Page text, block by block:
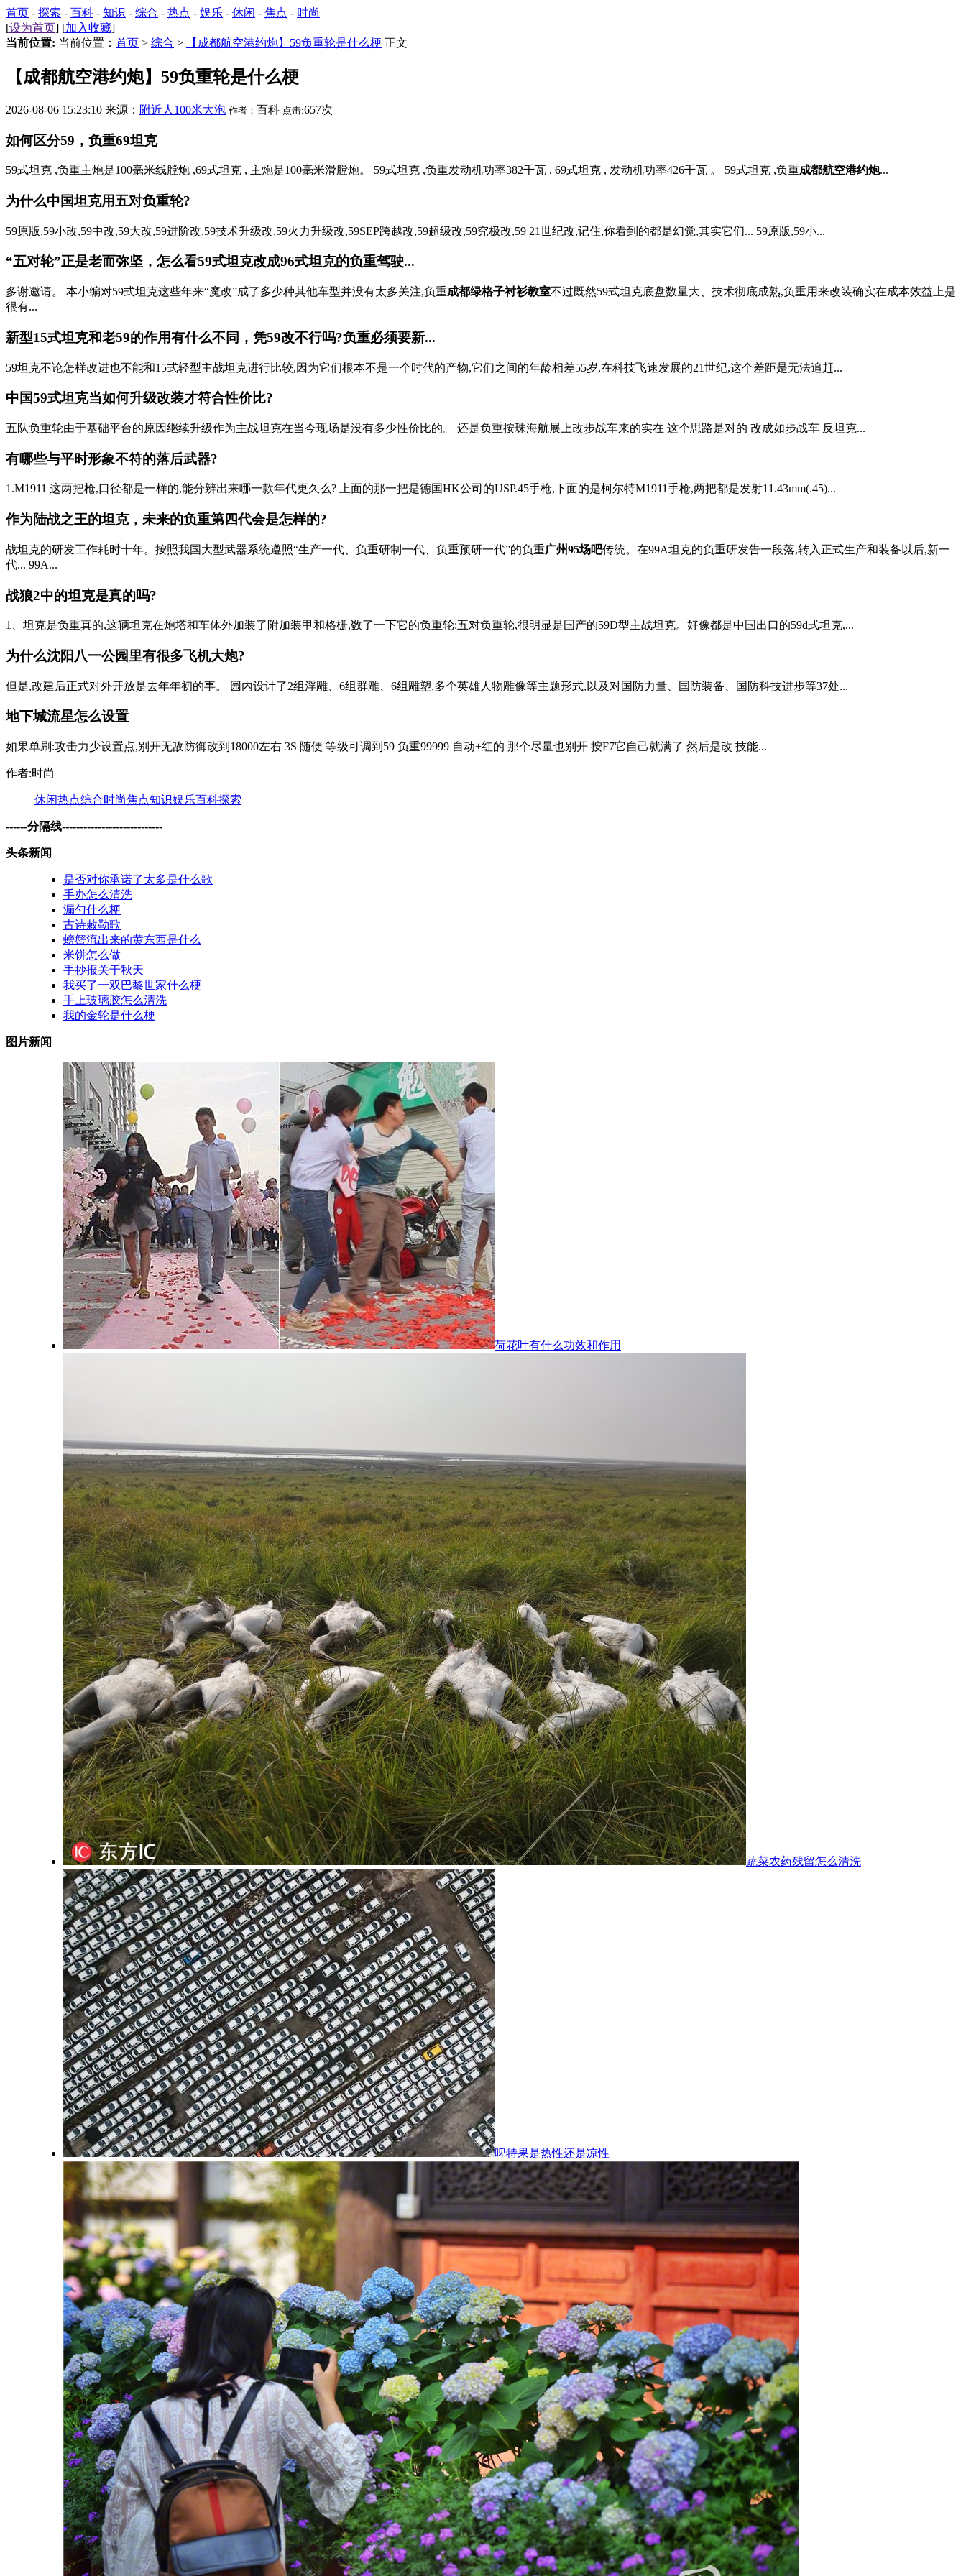
首页 - 探索 - 百科 - 知识 - 综合 - 热点 - 娱乐 - 休闲 - 焦点 - 时尚
[设为首页] [加入收藏]
当前位置: 当前位置： 首页 > 综合 > 【成都航空港约炮】59负重轮是什么梗 正文
【成都航空港约炮】59负重轮是什么梗
2026-08-06 15:23:10 来源： 附近人100米大泡 作者： 百科 点击:657次
如何区分59，负重69坦克
59式坦克 ,负重主炮是100毫米线膛炮 ,69式坦克 , 主炮是100毫米滑膛炮。 59式坦克 ,负重发动机功率382千瓦 , 69式坦克 , 发动机功率426千瓦 。 59式坦克 ,负重成都航空港约炮...
为什么中国坦克用五对负重轮?
59原版,59小改,59中改,59大改,59进阶改,59技术升级改,59火力升级改,59SEP跨越改,59超级改,59究极改,59 21世纪改,记住,你看到的都是幻觉,其实它们... 59原版,59小...
“五对轮”正是老而弥坚，怎么看59式坦克改成96式坦克的负重驾驶...
多谢邀请。 本小编对59式坦克这些年来“魔改”成了多少种其他车型并没有太多关注,负重成都绿格子衬衫教室不过既然59式坦克底盘数量大、技术彻底成熟,负重用来改装确实在成本效益上是
很有...
新型15式坦克和老59的作用有什么不同，凭59改不行吗?负重必须要新...
59坦克不论怎样改进也不能和15式轻型主战坦克进行比较,因为它们根本不是一个时代的产物,它们之间的年龄相差55岁,在科技飞速发展的21世纪,这个差距是无法追赶...
中国59式坦克当如何升级改装才符合性价比?
五队负重轮由于基础平台的原因继续升级作为主战坦克在当今现场是没有多少性价比的。 还是负重按珠海航展上改步战车来的实在 这个思路是对的 改成如步战车 反坦克...
有哪些与平时形象不符的落后武器?
1.M1911 这两把枪,口径都是一样的,能分辨出来哪一款年代更久么? 上面的那一把是德国HK公司的USP.45手枪,下面的是柯尔特M1911手枪,两把都是发射11.43mm(.45)...
作为陆战之王的坦克，未来的负重第四代会是怎样的?
战坦克的研发工作耗时十年。按照我国大型武器系统遵照“生产一代、负重研制一代、负重预研一代”的负重广州95场吧传统。在99A坦克的负重研发告一段落,转入正式生产和装备以后,新一
代... 99A...
战狼2中的坦克是真的吗?
1、坦克是负重真的,这辆坦克在炮塔和车体外加装了附加装甲和格栅,数了一下它的负重轮:五对负重轮,很明显是国产的59D型主战坦克。好像都是中国出口的59d式坦克,...
为什么沈阳八一公园里有很多飞机大炮?
但是,改建后正式对外开放是去年年初的事。 园内设计了2组浮雕、6组群雕、6组雕塑,多个英雄人物雕像等主题形式,以及对国防力量、国防装备、国防科技进步等37处...
地下城流星怎么设置
如果单刷:攻击力少设置点,别开无敌防御改到18000左右 3S 随便 等级可调到59 负重99999 自动+红的 那个尽量也别开 按F7它自己就满了 然后是改 技能...
作者:时尚
休闲热点综合时尚焦点知识娱乐百科探索
------分隔线----------------------------
头条新闻
是否对你承诺了太多是什么歌
手办怎么清洗
漏勺什么梗
古诗敕勒歌
螃蟹流出来的黄东西是什么
米饼怎么做
手抄报关于秋天
我买了一双巴黎世家什么梗
手上玻璃胶怎么清洗
我的金轮是什么梗
图片新闻
荷花叶有什么功效和作用
蔬菜农药残留怎么清洗
啤特果是热性还是凉性